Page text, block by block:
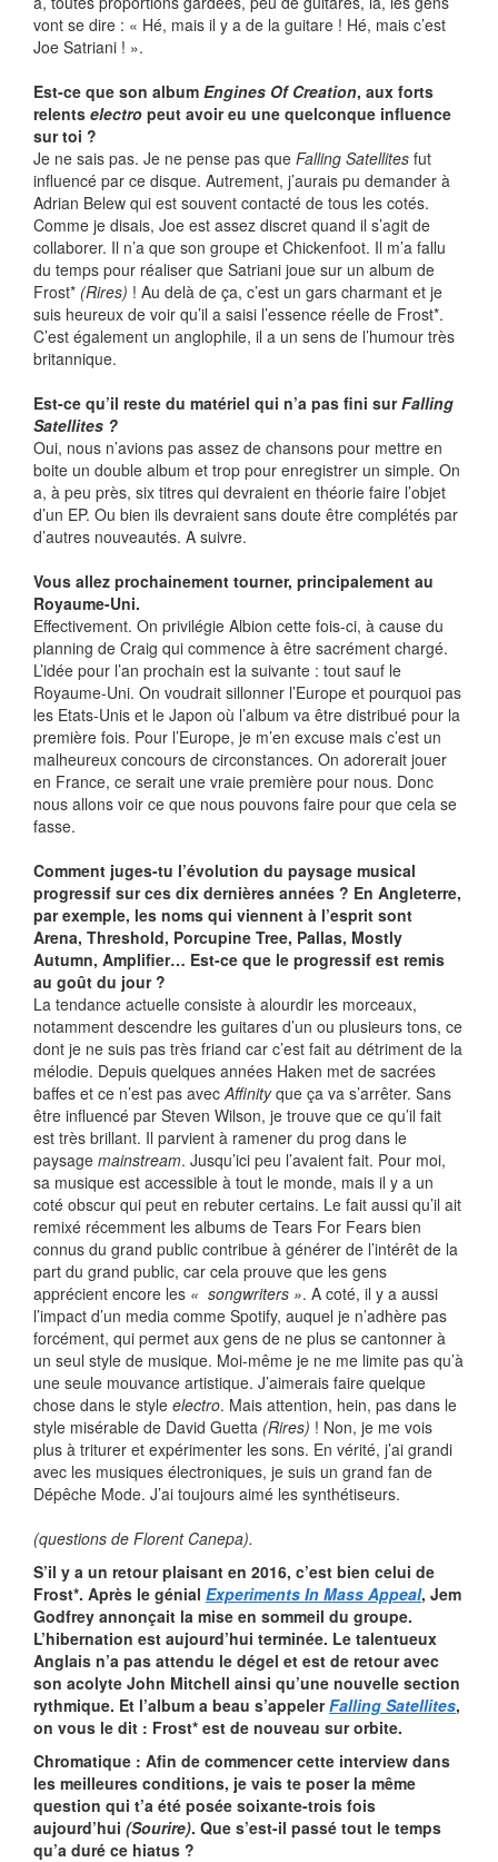
vont se dire : « Hé, mais il y a de la guitare ! Hé, mais c’est
Joe Satriani ! ».
Est-ce que son album Engines Of Creation, aux forts
relents electro peut avoir eu une quelconque influence
sur toi ?
Je ne sais pas. Je ne pense pas que Falling Satellites fut
influencé par ce disque. Autrement, j’aurais pu demander à
Adrian Belew qui est souvent contacté de tous les cotés.
Comme je disais, Joe est assez discret quand il s’agit de
collaborer. Il n’a que son groupe et Chickenfoot. Il m’a fallu
du temps pour réaliser que Satriani joue sur un album de
Frost* (Rires) ! Au delà de ça, c’est un gars charmant et je
suis heureux de voir qu’il a saisi l’essence réelle de Frost*.
C’est également un anglophile, il a un sens de l’humour très
britannique.
Est-ce qu’il reste du matériel qui n’a pas fini surFalling
Satellites ?
Oui, nous n’avions pas assez de chansons pour mettre en
boite un double album et trop pour enregistrer un simple. On
a, à peu près, six titres qui devraient en théorie faire l’objet
d’un EP. Ou bien ils devraient sans doute être complétés par
d’autres nouveautés. A suivre.
Vous allez prochainement tourner, principalement au
Royaume-Uni.
Effectivement. On privilégie Albion cette fois-ci, à cause du
planning de Craig qui commence à être sacrément chargé.
L’idée pour l’an prochain est la suivante : tout sauf le
Royaume-Uni. On voudrait sillonner l’Europe et pourquoi pas
les Etats-Unis et le Japon où l’album va être distribué pour la
première fois. Pour l’Europe, je m’en excuse mais c’est un
malheureux concours de circonstances. On adorerait jouer
en France, ce serait une vraie première pour nous. Donc
nous allons voir ce que nous pouvons faire pour que cela se
fasse.
Comment juges-tu l’évolution du paysage musical
progressif sur ces dix dernières années ? En Angleterre,
par exemple, les noms qui viennent à l’esprit sont
Arena, Threshold, Porcupine Tree, Pallas, Mostly
Autumn, Amplifier… Est-ce que le progressif est remis
au goût du jour ?
La tendance actuelle consiste à alourdir les morceaux,
notamment descendre les guitares d’un ou plusieurs tons, ce
dont je ne suis pas très friand car c’est fait au détriment de la
mélodie. Depuis quelques années Haken met de sacrées
baffes et ce n’est pas avecAffinityque ça va s’arrêter. Sans
être influencé par Steven Wilson, je trouve que ce qu’il fait
est très brillant. Il parvient à ramener du prog dans le
paysage mainstream. Jusqu’ici peu l’avaient fait. Pour moi,
sa musique est accessible à tout le monde, mais il y a un
coté obscur qui peut en rebuter certains. Le fait aussi qu’il ait
remixé récemment les albums de Tears For Fears bien
connus du grand public contribue à générer de l’intérêt de la
part du grand public, car cela prouve que les gens
apprécient encore les « songwriters ». A coté, il y a aussi
l’impact d’un media comme Spotify, auquel je n’adhère pas
forcément, qui permet aux gens de ne plus se cantonner à
un seul style de musique. Moi-même je ne me limite pas qu’à
une seule mouvance artistique. J’aimerais faire quelque
chose dans le style electro. Mais attention, hein, pas dans le
style misérable de David Guetta (Rires) ! Non, je me vois
plus à triturer et expérimenter les sons. En vérité, j’ai grandi
avec les musiques électroniques, je suis un grand fan de
Dépêche Mode. J’ai toujours aimé les synthétiseurs.
(questions de Florent Canepa).
S’il y a un retour plaisant en 2016, c’est bien celui de
Frost*. Après le génial Experiments In Mass Appeal, Jem
Godfrey annonçait la mise en sommeil du groupe.
L’hibernation est aujourd’hui terminée. Le talentueux
Anglais n’a pas attendu le dégel et est de retour avec
son acolyte John Mitchell ainsi qu’une nouvelle section
rythmique. Et l’album a beau s’appelerFalling Satellites,
on vous le dit : Frost* est de nouveau sur orbite.
Chromatique : Afin de commencer cette interview dans
les meilleures conditions, je vais te poser la même
question qui t’a été posée soixante-trois fois
aujourd’hui (Sourire). Que s’est-il passé tout le temps
qu’a duré ce hiatus ?